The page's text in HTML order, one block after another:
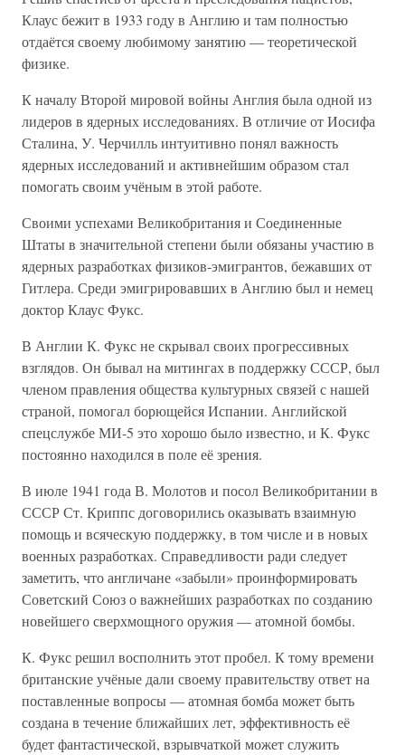
Клаус бежит в 1933 году в Англию и там полностью
отдаётся своему любимому занятию — теоретической
физике.
К началу Второй мировой войны Англия была одной из
лидеров в ядерных исследованиях. В отличие от Иосифа
Сталина, У. Черчилль интуитивно понял важность
ядерных исследований и активнейшим образом стал
помогать своим учёным в этой работе.
Своими успехами Великобритания и Соединенные
Штаты в значительной степени были обязаны участию в
ядерных разработках физиков-эмигрантов, бежавших от
Гитлера. Среди эмигрировавших в Англию был и немец
доктор Клаус Фукс.
В Англии К. Фукс не скрывал своих прогрессивных
взглядов. Он бывал на митингах в поддержку СССР, был
членом правления общества культурных связей с нашей
страной, помогал борющейся Испании. Английской
спецслужбе МИ-5 это хорошо было известно, и К. Фукс
постоянно находился в поле её зрения.
В июле 1941 года В. Молотов и посол Великобритании в
СССР Ст. Криппс договорились оказывать взаимную
помощь и всяческую поддержку, в том числе и в новых
военных разработках. Справедливости ради следует
заметить, что англичане «забыли» проинформировать
Советский Союз о важнейших разработках по созданию
новейшего сверхмощного оружия — атомной бомбы.
К. Фукс решил восполнить этот пробел. К тому времени
британские учёные дали своему правительству ответ на
поставленные вопросы — атомная бомба может быть
создана в течение ближайших лет, эффективность её
будет фантастической, взрывчаткой может служить